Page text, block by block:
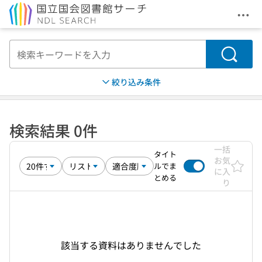
メ
検索
絞り込み条件
検索結果 0件
タイト
ルでま
とめる
一括
お気
に入
り
該当する資料はありませんでした